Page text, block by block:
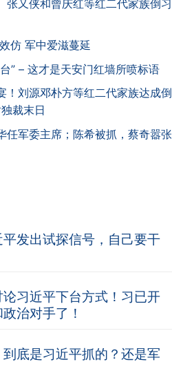
张又侠和曾庆红等红二代家族倒习
仿 军中爱滋蔓延
” – 这才是天安门红墙所喷标语
！刘源邓朴方等红二代家族达成倒
裁末日
任军委主席；陈希被抓，蔡奇嚣张
发出试探信号，自己要干
习近平下台方式！习已开
治对手了！
底是习近平抓的？还是军